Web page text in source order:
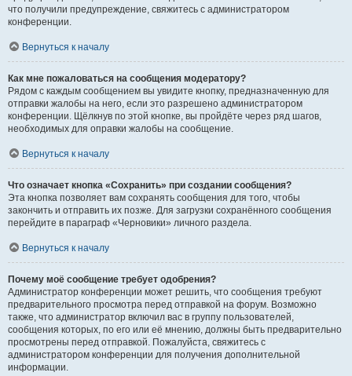
что получили предупреждение, свяжитесь с администратором
конференции.
Вернуться к началу
Как мне пожаловаться на сообщения модератору?
Рядом с каждым сообщением вы увидите кнопку, предназначенную для
отправки жалобы на него, если это разрешено администратором
конференции. Щёлкнув по этой кнопке, вы пройдёте через ряд шагов,
необходимых для оправки жалобы на сообщение.
Вернуться к началу
Что означает кнопка «Сохранить» при создании сообщения?
Эта кнопка позволяет вам сохранять сообщения для того, чтобы
закончить и отправить их позже. Для загрузки сохранённого сообщения
перейдите в параграф «Черновики» личного раздела.
Вернуться к началу
Почему моё сообщение требует одобрения?
Администратор конференции может решить, что сообщения требуют
предварительного просмотра перед отправкой на форум. Возможно
также, что администратор включил вас в группу пользователей,
сообщения которых, по его или её мнению, должны быть предварительно
просмотрены перед отправкой. Пожалуйста, свяжитесь с
администратором конференции для получения дополнительной
информации.